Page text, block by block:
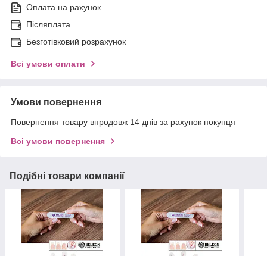
Оплата на рахунок
Післяплата
Безготівковий розрахунок
Всі умови оплати
Умови повернення
Повернення товару впродовж 14 днів за рахунок покупця
Всі умови повернення
Подібні товари компанії